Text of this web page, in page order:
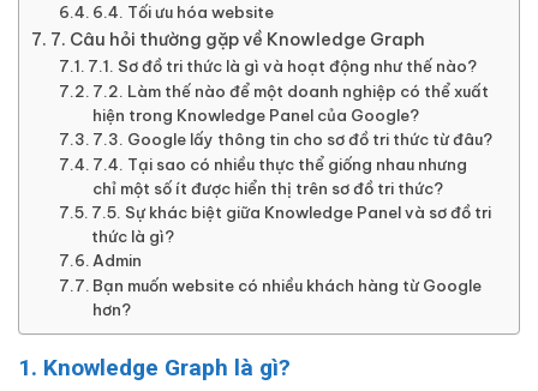
6.4. Tối ưu hóa website
7. Câu hỏi thường gặp về Knowledge Graph
7.1. Sơ đồ tri thức là gì và hoạt động như thế nào?
7.2. Làm thế nào để một doanh nghiệp có thể xuất
hiện trong Knowledge Panel của Google?
7.3. Google lấy thông tin cho sơ đồ tri thức từ đâu?
7.4. Tại sao có nhiều thực thể giống nhau nhưng
chỉ một số ít được hiển thị trên sơ đồ tri thức?
7.5. Sự khác biệt giữa Knowledge Panel và sơ đồ tri
thức là gì?
Admin
Bạn muốn website có nhiều khách hàng từ Google
hơn?
1. Knowledge Graph là gì?